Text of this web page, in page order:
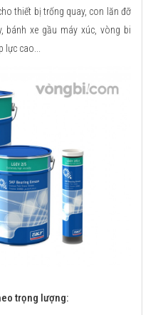
thiết bị trống quay, con lăn đỡ
bánh xe gầu máy xúc, vòng bi
cao...
trọng lượng: